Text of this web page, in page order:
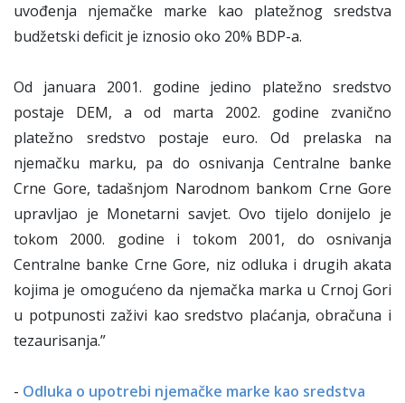
uvođenja njemačke marke kao platežnog sredstva
budžetski deficit je iznosio oko 20% BDP-a.
Od januara 2001. godine jedino platežno sredstvo
postaje DEM, a od marta 2002. godine zvanično
platežno sredstvo postaje euro. Od prelaska na
njemačku marku, pa do osnivanja Centralne banke
Crne Gore, tadašnjom Narodnom bankom Crne Gore
upravljao je Monetarni savjet. Ovo tijelo donijelo je
tokom 2000. godine i tokom 2001, do osnivanja
Centralne banke Crne Gore, niz odluka i drugih akata
kojima je omogućeno da njemačka marka u Crnoj Gori
u potpunosti zaživi kao sredstvo plaćanja, obračuna i
tezaurisanja.”
- Odluka o upotrebi njemačke marke kao sredstva